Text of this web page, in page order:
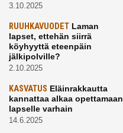
3.10.2025
RUUHKAVUODET Laman
lapset, ettehän siirrä
köyhyyttä eteenpäin
jälkipolville?
2.10.2025
KASVATUS Eläinrakkautta
kannattaa alkaa opettamaan
lapselle varhain
14.6.2025